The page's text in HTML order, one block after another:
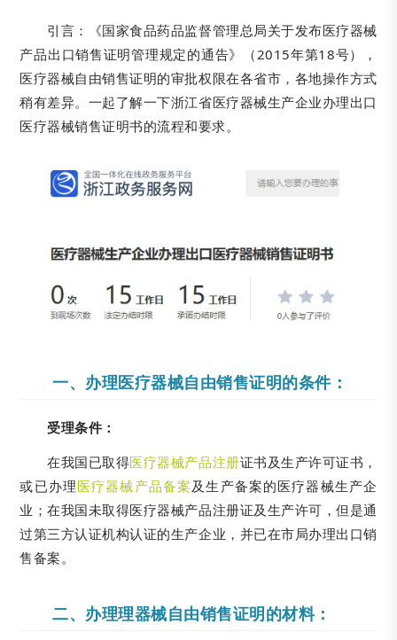
引言：《国家食品药品监督管理总局关于发布医疗器械
产品出口销售证明管理规定的通告》（2015年第18号），
医疗器械自由销售证明的审批权限在各省市，各地操作方式
稍有差异。一起了解一下浙江省医疗器械生产企业办理出口
医疗器械销售证明书的流程和要求。
一、办理医疗器械自由销售证明的条件：
受理条件：
在我国已取得医疗器械产品注册证书及生产许可证书，
或已办理医疗器械产品备案 及生产备案的医疗器械生产企
业；在我国未取得医疗器械产品注册证及生产许可，但是通
过第三方认证机构认证的生产企业，并已在市局办理出口销
售备案。
二、办理理器械自由销售证明的材料：